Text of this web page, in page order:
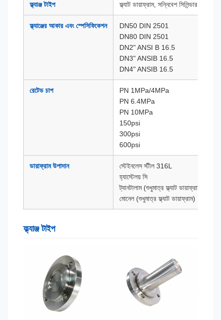
ফ্ল্যাঞ্জ টাইপ ফ্ল্যাট ডায়াফ্রাম, সন্নিবেশ সিলিন্ডার
ফ্ল্যাঞ্জের আকার এবং স্পেসিফিকেশন
DN50 DIN 2501
DN80 DIN 2501
DN2" ANSI B 16.5
DN3" ANSIB 16.5
DN4" ANSIB 16.5
রেটেড চাপ
PN 1MPa/4MPa
PN 6.4MPa
PN 10MPa
150psi
300psi
600psi
ডায়াফ্রাম উপাদান
স্টেইনলেস স্টীল 316L
হ্যাস্টেলয় সি
ট্যানটালাম (শুধুমাত্র ফ্ল্যাট ডায়াফ্রাম)
মোনেল (শুধুমাত্র ফ্ল্যাট ডায়াফ্রাম)
ফ্ল্যাঞ্জ টাইপ